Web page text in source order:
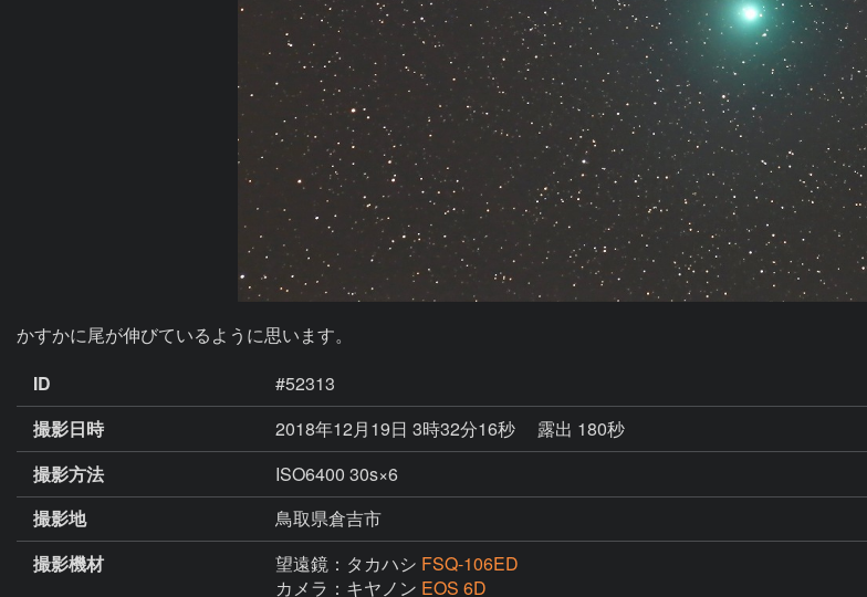
かすかに尾が伸びているように思います。
ID
#52313
撮影日時
2018年12月19日 3時32分16秒
露出 180秒
撮影方法
ISO6400 30s×6
撮影地
鳥取県倉吉市
撮影機材
望遠鏡：タカハシ FSQ-106ED
カメラ：キヤノン EOS 6D